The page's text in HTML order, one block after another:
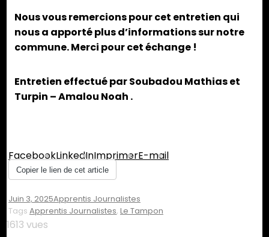
Nous vous remercions pour cet entretien qui
nous a apporté plus d’informations sur notre
commune. Merci pour cet échange !
Entretien effectué par Soubadou Mathias et
Turpin – Amalou Noah .
FacebookLinkedInImprimerE-mail
Copier le lien de cet article
Juin 3, 2025Apprentis Journalistes
Tags Apprentis Journalistes, Le Tampon
1613 vues